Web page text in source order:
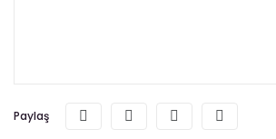
Paylaş